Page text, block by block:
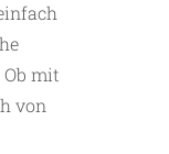
mit
von